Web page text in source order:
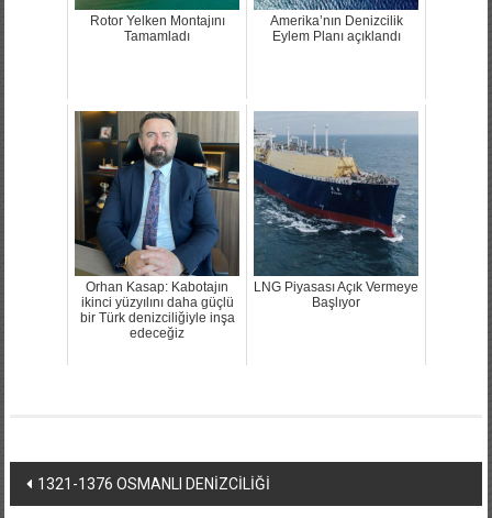
Rotor Yelken Montajını
Tamamladı
Amerika’nın Denizcilik
Eylem Planı açıklandı
Orhan Kasap: Kabotajın
ikinci yüzyılını daha güçlü
bir Türk denizciliğiyle inşa
edeceğiz
LNG Piyasası Açık Vermeye
Başlıyor
Yazı
1321-1376 OSMANLI DENİZCİLİĞİ